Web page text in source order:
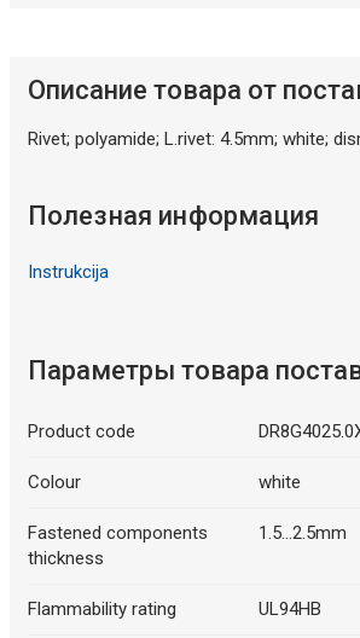
Описание товара от
Rivet; polyamide; L.rivet: 4.5mm; white;
Полезная информация
Instrukcija
Параметры товара
Product code
Colour white
Fastened components
thickness
1.5...2.5mm
Flammability rating UL94HB